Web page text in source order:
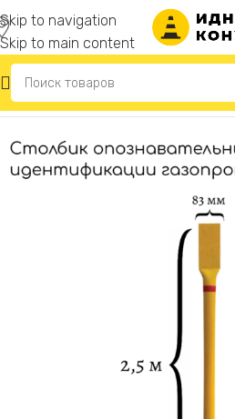
Skip to navigation
Skip to main content
Главная Опознавательные столбики